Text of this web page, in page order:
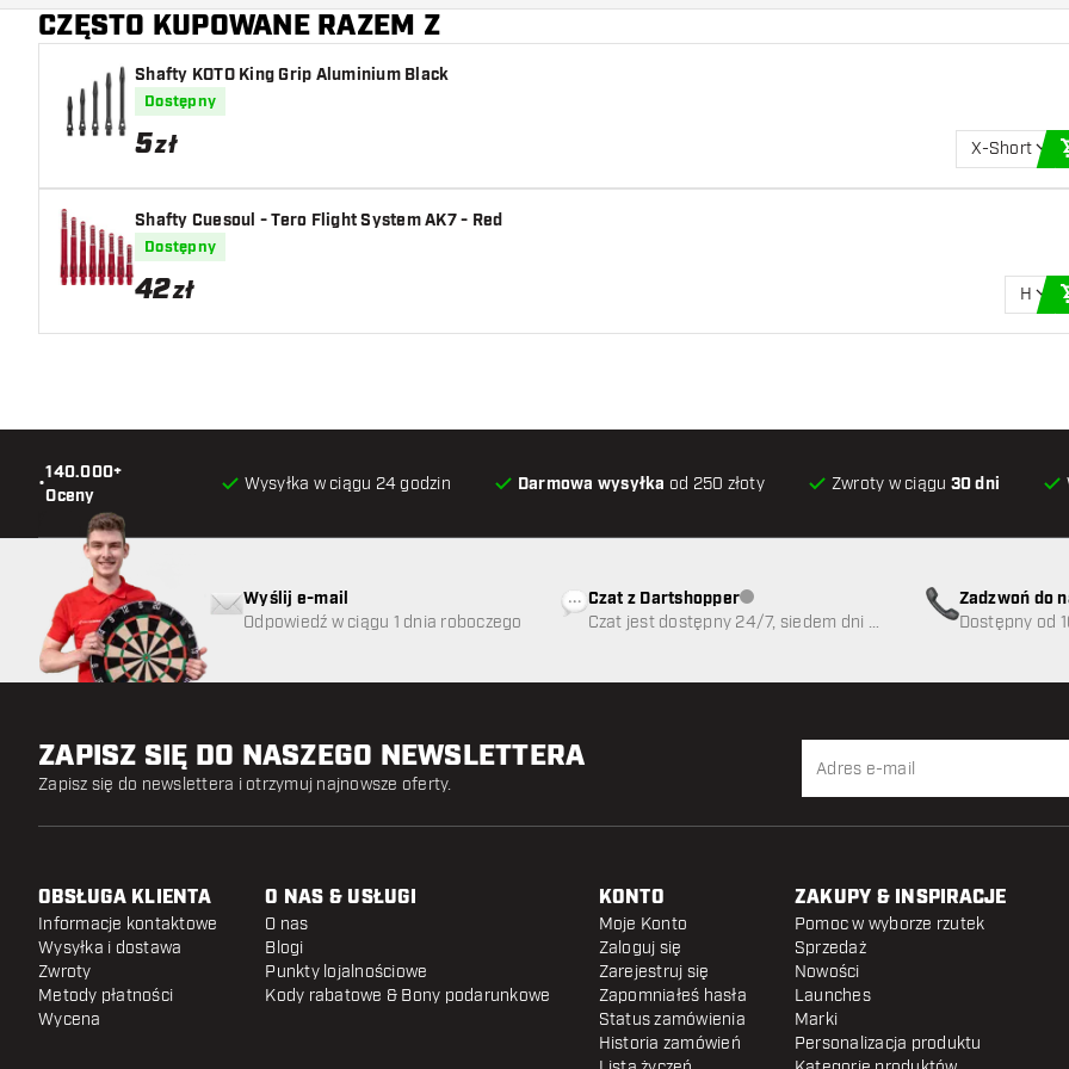
CZĘSTO KUPOWANE RAZEM Z
Shafty KOTO King Grip Aluminium Black
Dostępny
5zł X-Short
Shafty Cuesoul - Tero Flight System AK7 - Red
Dostępny
42zł H
•
140.000+
Oceny
Wysyłka w ciągu 24 godzin Darmowa wysyłka od 250 złoty Zwroty w ciągu 30 dni
Wyślij e-mail
Odpowiedź w ciągu 1 dnia roboczego
Czat z DartshopperObsługa klienta niedostępna
Czat jest dostępny 24/7, siedem dni w
Zadzwoń do
89
Dostępny od
ZAPISZ SIĘ DO NASZEGO NEWSLETTERA
Zapisz się do newslettera i otrzymuj najnowsze oferty.
OBSŁUGA KLIENTA
Informacje kontaktowe
Wysyłka i dostawa
Zwroty
Metody płatności
Wycena
O NAS & USŁUGI
O nas
Blogi
Punkty lojalnościowe
Kody rabatowe & Bony podarunkowe
KONTO
Moje Konto
Zaloguj się
Zarejestruj się
Zapomniałeś hasła
Status zamówienia
Historia zamówień
ZAKUPY & INSPIRACJE
Pomoc w wyborze rzutek
Sprzedaż
Nowości
Launches
Marki
Personalizacja produktu